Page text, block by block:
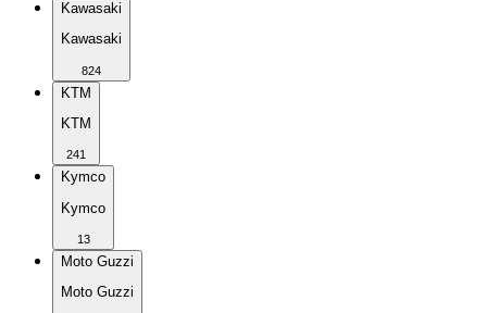
Kawasaki
Kawasaki
824
KTM
KTM
241
Kymco
Kymco
13
Moto Guzzi
Moto Guzzi